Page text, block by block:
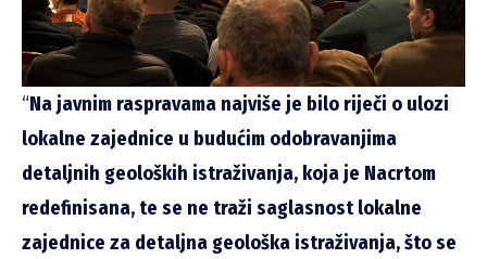
“Na javnim raspravama najviše je bilo riječi o ulozi
lokalne zajednice u budućim odobravanjima
detaljnih geoloških istraživanja, koja je Nacrtom
redefinisana, te se ne traži saglasnost lokalne
zajednice za detaljna geološka istraživanja, što se